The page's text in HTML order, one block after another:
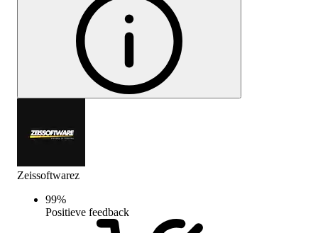
Zeissoftwarez
99%
Positieve feedback